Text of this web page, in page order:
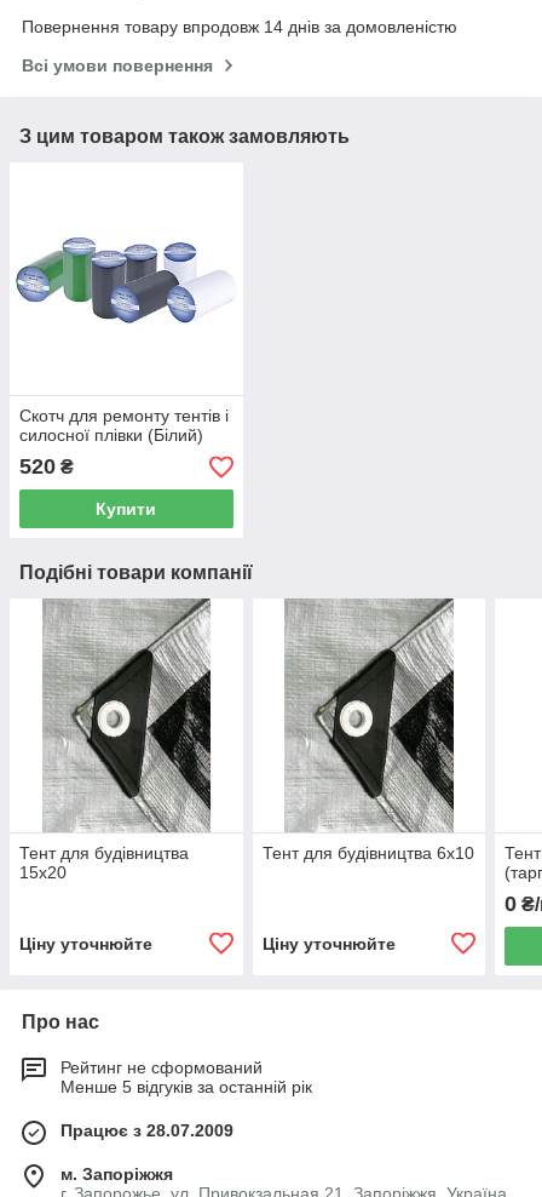
Повернення товару впродовж 14 днів за домовленістю
Всі умови повернення
З цим товаром також замовляють
Скотч для ремонту тентів і
силосної плівки (Білий)
520 ₴
Купити
Подібні товари компанії
Тент для будівництва
15х20
Ціну уточнюйте
Тент для будівництва 6х10
Ціну уточнюйте
0
Про нас
Рейтинг не сформований
Менше 5 відгуків за останній рік
Працює з 28.07.2009
м. Запоріжжя